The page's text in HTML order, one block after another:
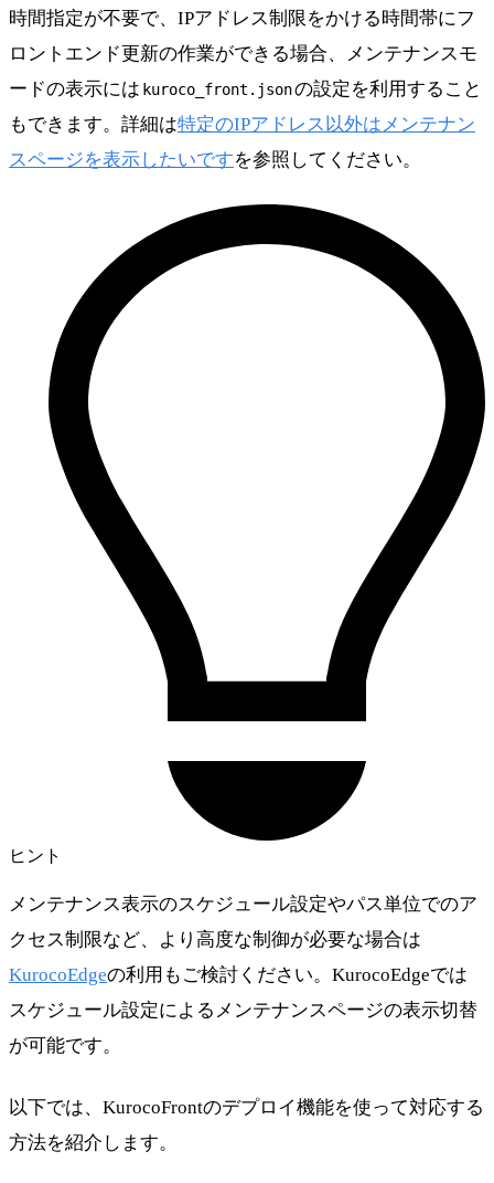
時間指定が不要で、IPアドレス制限をかける時間帯にフ
ロントエンド更新の作業ができる場合、メンテナンスモ
ードの表示には kuroco_front.jsonの設定を利用すること
もできます。詳細は特定のIPアドレス以外はメンテナン
スページを表示したいですを参照してください。
ヒント
メンテナンス表示のスケジュール設定やパス単位でのア
クセス制限など、より高度な制御が必要な場合は
KurocoEdgeの利用もご検討ください。KurocoEdgeでは
スケジュール設定によるメンテナンスページの表示切替
が可能です。
以下では、KurocoFrontのデプロイ機能を使って対応する
方法を紹介します。